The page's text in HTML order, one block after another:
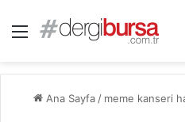
Menü
Ana Sayfa / meme kanseri